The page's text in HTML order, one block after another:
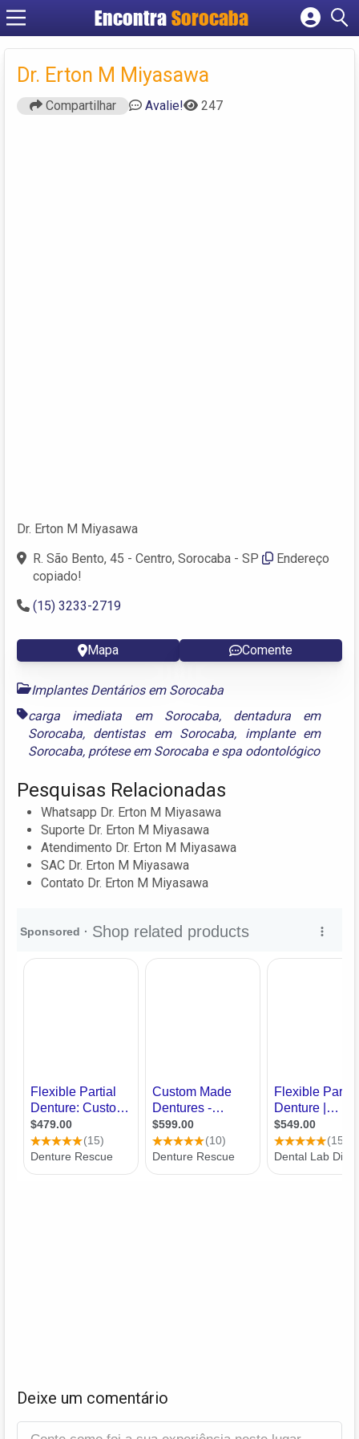
EncontraSorocaba
Cadastrar empresa
Criar conta
Dr. Erton M Miyasawa
Compartilhar Avalie! 247
Dr. Erton M Miyasawa
R. São Bento, 45 - Centro, Sorocaba - SP
Endereço
copiado!
(15) 3233-2719
Mapa Comente
Implantes Dentários em Sorocaba
carga imediata em Sorocaba, dentadura em
Sorocaba, dentistas em Sorocaba, implante em
Sorocaba, prótese em Sorocaba espa odontológico
Pesquisas Relacionadas
Whatsapp Dr. Erton M Miyasawa
Suporte Dr. Erton M Miyasawa
Atendimento Dr. Erton M Miyasawa
SAC Dr. Erton M Miyasawa
Contato Dr. Erton M Miyasawa
Deixe um comentário